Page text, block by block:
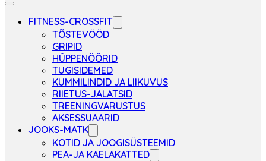
FITNESS-CROSSFIT
TÕSTEVÖÖD
GRIPID
HÜPPENÖÖRID
TUGISIDEMED
KUMMILINDID JA LIIKUVUS
RIIETUS-JALATSID
TREENINGVARUSTUS
AKSESSUAARID
JOOKS-MATK
KOTID JA JOOGISÜSTEEMID
PEA-JA KAELAKATTED